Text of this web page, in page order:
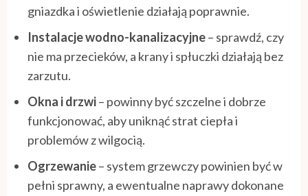
gniazdka i oświetlenie działają poprawnie.
Instalacje wodno-kanalizacyjne– sprawdź, czy
nie ma przecieków, a krany i spłuczki działają bez
zarzutu.
Okna i drzwi– powinny być szczelne i dobrze
funkcjonować, aby uniknąć strat ciepła i
problemów z wilgocią.
Ogrzewanie– system grzewczy powinien być w
pełni sprawny, a ewentualne naprawy dokonane